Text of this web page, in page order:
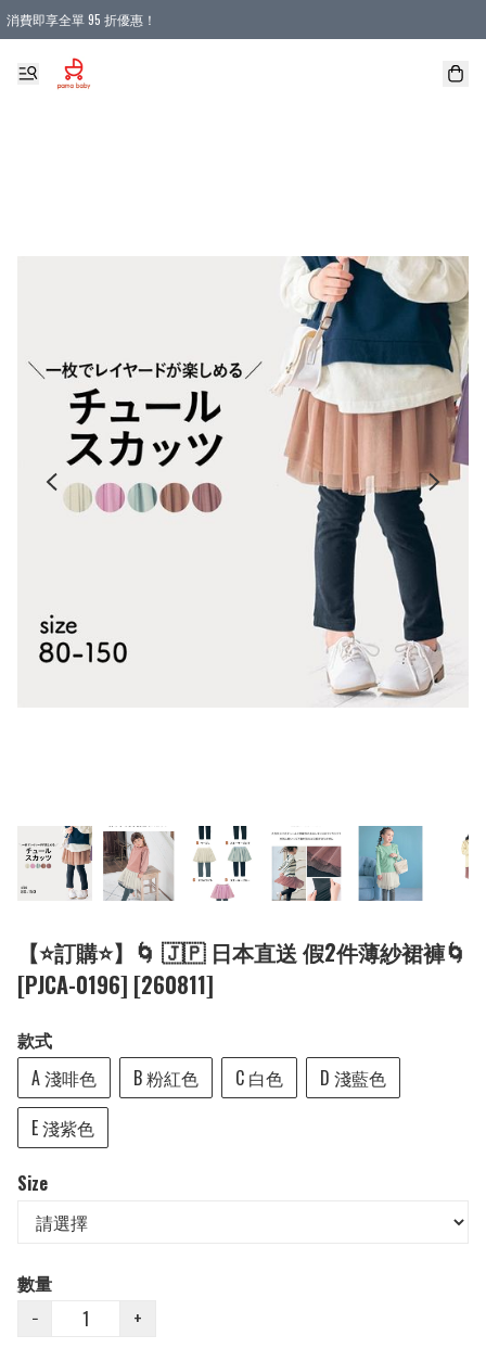
消費即享全單 95 折優惠！
購物滿 HKD 900.00即享免運費優惠！（適用於 本地送貨、本地取貨 )
【⭐訂購⭐】🌀 🇯🇵 日本直送 假2件薄紗裙褲🌀
[PJCA-0196] [260811]
款式
A 淺啡色
B 粉紅色 C 白色
D 淺藍色
E 淺紫色
Size
數量
−
+